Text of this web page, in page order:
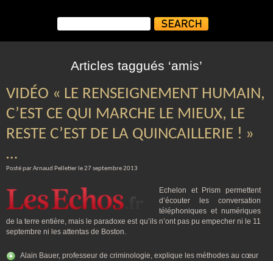
Articles taggués ‘amis’
VIDÉO « LE RENSEIGNEMENT HUMAIN,
C’EST CE QUI MARCHE LE MIEUX, LE
RESTE C’EST DE LA QUINCAILLERIE ! »
…
Posté par Arnaud Pelletier le 27 septembre 2013
Echelon et Prism permettent
d’écouter les conversation
téléphoniques et numériques
de la terre entière, mais le paradoxe est qu’ils n’ont pas pu empecher ni le 11
septembre ni les attentas de Boston.
Alain Bauer, professeur de criminologie, explique les méthodes au cœur